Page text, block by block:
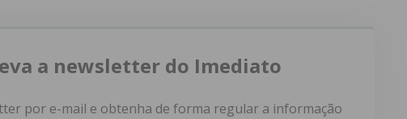
a newsletter do Imediato
por e-mail e obtenha de forma regular a informação